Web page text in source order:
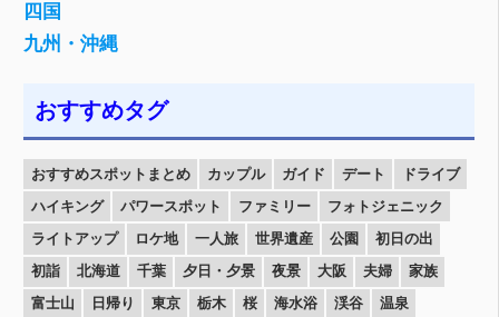
四国
九州・沖縄
おすすめタグ
おすすめスポットまとめ カップル ガイド デート
ドライブ
ハイキング
パワースポット ファミリー
フォトジェニック
ライトアップ
ロケ地 一人旅 世界遺産 公園
初日の出
初詣
北海道 千葉 夕日・夕景 夜景 大阪 夫婦
家族
富士山
日帰り 東京 栃木 桜 海水浴 渓谷 温泉